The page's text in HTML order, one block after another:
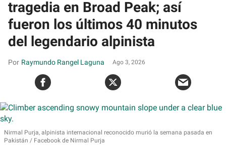
tragedia en Broad Peak; así
fueron los últimos 40 minutos
del legendario alpinista
Raymundo Rangel Laguna Ago 3, 2026
Nirmal Purja, alpinista internacional reconocido murió la semana pasada en
Pakistán
Facebook de Nirmal Purja